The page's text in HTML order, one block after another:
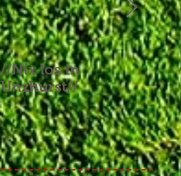
//Nix los in
Unzhurst//
//